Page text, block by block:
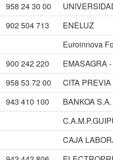
958 24 30 00
902 504 713
ENELUZ
Euroinnova
900 242 220
EMASAGRA
958 53 72 00
CITA
943 410 100
BANKOA S.A.
CAJA